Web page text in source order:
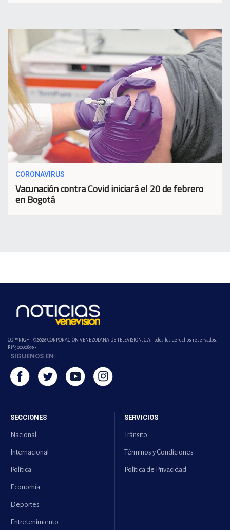
CORONAVIRUS
Vacunación contra Covid iniciará el 20 de febrero
en Bogotá
COPYRIGHT ©2026 CORPORACIÓN VENEZOLANA DE TELEVISION, C.A. Todos los derechos reservados.
Rif-j000089337
SIGUENOS EN:
SECCIONES
Nacional
Internacional
Política
Economía
Deportes
Entretenimiento
SERVICIOS
Tránsito
Términos y Condiciones
Política de Privacidad